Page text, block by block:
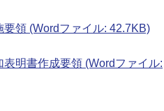
領 (Wordファイル: 42.7KB)
明書作成要領 (Wordファイル: